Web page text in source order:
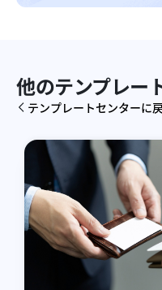
他のテンプレー
テンプレートセンターに